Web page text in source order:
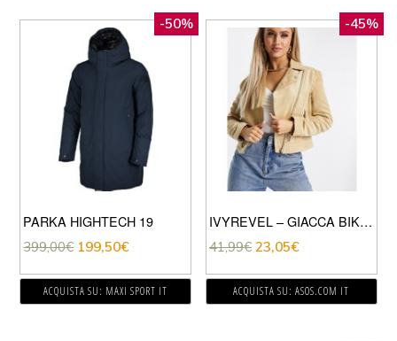
-50%
PARKA HIGHTECH 19
399,00€ 199,50€
ACQUISTA SU: MAXI SPORT IT
-45%
IVYREVEL – GIACCA BIKER BEIGE
41,99€ 23,05€
ACQUISTA SU: ASOS.COM IT